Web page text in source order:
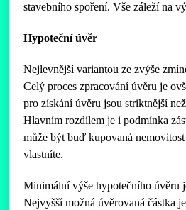
stavebního spoření. Vše záleží na
Hypoteční úvěr
Nejlevnější variantou ze zvýše
Celý proces zpracování úvěru je
pro získání úvěru jsou striktnější
Hlavním rozdílem je i podmínka
může být buď kupovaná
vlastníte.
Minimální výše hypotečního úvěru
Nejvyšší možná úvěrovaná částka